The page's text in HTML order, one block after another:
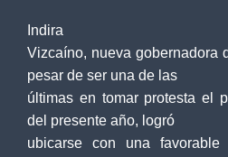
Indira
Vizcaíno, nueva gobernadora
pesar de ser una de las
últimas en tomar protesta el
del presente año, logró
ubicarse con una favorable